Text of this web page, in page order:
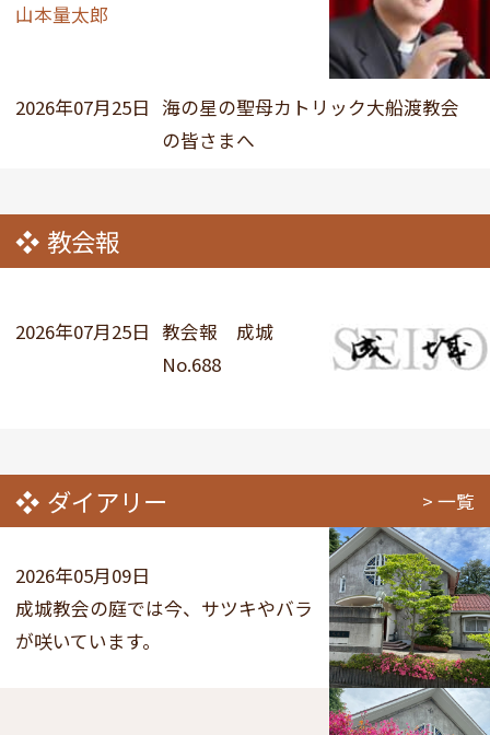
山本量太郎
2026年07月25日 海の星の聖母カトリック大船渡教会
の皆さまへ
教会報
2026年07月25日 教会報 成城
No.688
ダイアリー 一覧
2026年05月09日
成城教会の庭では今、サツキやバラ
が咲いています。